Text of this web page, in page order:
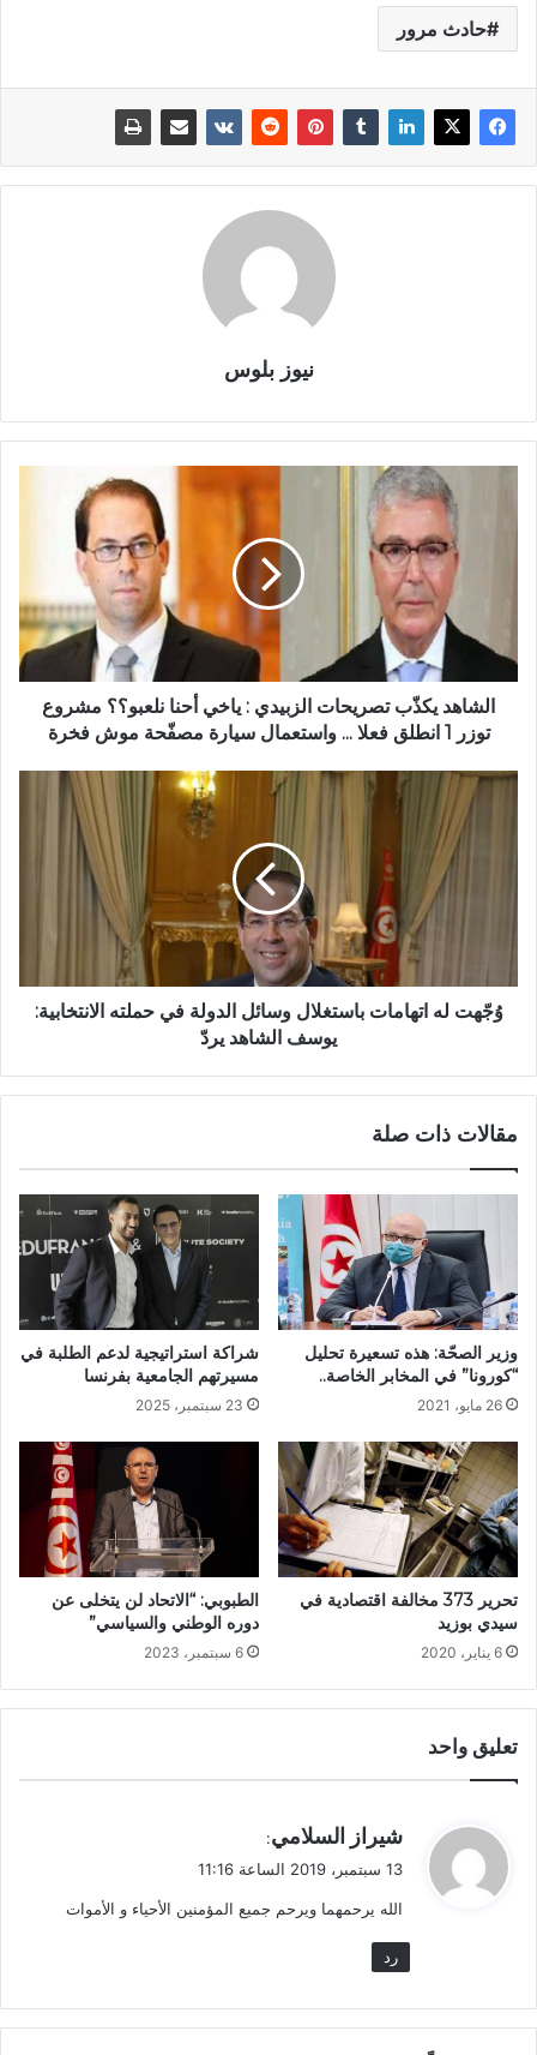
حادث مرور
نيوز بلوس
الشاهد يكذّب تصريحات الزبيدي : ياخي أحنا نلعبو؟؟ مشروع
توزر 1 انطلق فعلا ... واستعمال سيارة مصفّحة موش فخرة
وُجّهت له اتهامات باستغلال وسائل الدولة في حملته الانتخابية:
يوسف الشاهد يردّ
مقالات ذات صلة
وزير الصحّة: هذه تسعيرة تحليل
“كورونا” في المخابر الخاصة..
26 مايو، 2021
شراكة استراتيجية لدعم الطلبة في
مسيرتهم الجامعية بفرنسا
23 سبتمبر، 2025
تحرير 373 مخالفة اقتصادية في
سيدي بوزيد
6 يناير، 2020
الطبوبي: “الاتحاد لن يتخلى عن
دوره الوطني والسياسي”
6 سبتمبر، 2023
تعليق واحد
ي
ل
شيراز السلامي:
13 سبتمبر، 2019 الساعة 11:16
الله يرحمهما ويرحم جميع المؤمنين الأحياء و الأموات
رد